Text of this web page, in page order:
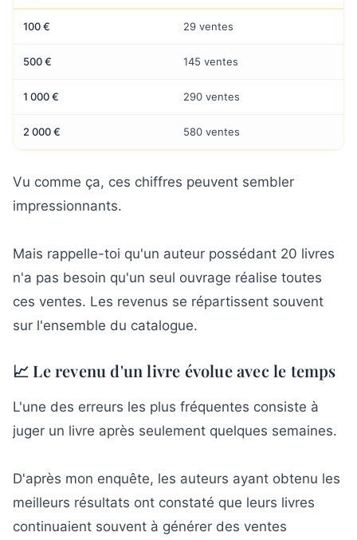
100 € 29 ventes
500 € 145 ventes
1 000 € 290 ventes
2 000 € 580 ventes
Vu comme ça, ces chiffres peuvent sembler
impressionnants.
Mais rappelle-toi qu'un auteur possédant 20 livres
n'a pas besoin qu'un seul ouvrage réalise toutes
ces ventes. Les revenus se répartissent souvent
sur l'ensemble du catalogue.
📈 Le revenu d'un livre évolue avec le temps
L'une des erreurs les plus fréquentes consiste à
juger un livre après seulement quelques semaines.
D'après mon enquête, les auteurs ayant obtenu les
meilleurs résultats ont constaté que leurs livres
continuaient souvent à générer des ventes